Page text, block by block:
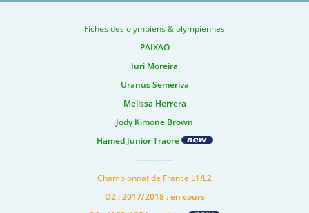
Fiches des olympiens & olympiennes
PAIXAO
Iuri Moreira
Uranus Semeriva
Melissa Herrera
Jody Kimone Brown
Hamed Junior Traore
-------------
Championnat de France L1/L2
D2 : 2017/2018 : en cours